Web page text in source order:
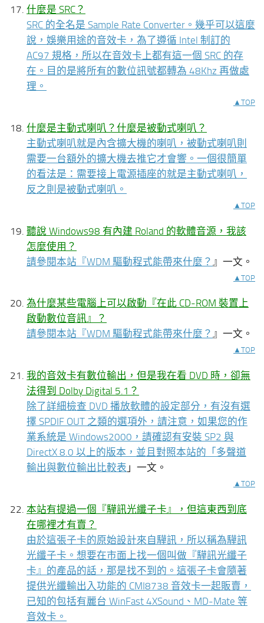
什麼是 SRC？
SRC 的全名是 Sample Rate Converter。幾乎可以這麼
說，娛樂用途的音效卡，為了遵循 Intel 制訂的
AC97 規格，所以在音效卡上都有這一個 SRC 的存
在。目的是將所有的數位訊號都轉為 48Khz 再做處
理。
▲TOP
什麼是主動式喇叭？什麼是被動式喇叭？
主動式喇叭就是內含擴大機的喇叭，被動式喇叭則
需要一台額外的擴大機去推它才會響。一個很簡單
的看法是：需要接上電源插座的就是主動式喇叭，
反之則是被動式喇叭。
▲TOP
聽說 Windows98 有內建 Roland 的軟體音源，我該
怎麼使用？
請參閱本站『WDM 驅動程式能帶來什麼？ 』一文。
▲TOP
為什麼某些電腦上可以啟動『在此 CD-ROM 裝置上
啟動數位音訊』？
請參閱本站『WDM 驅動程式能帶來什麼？ 』一文。
▲TOP
我的音效卡有數位輸出，但是我在看 DVD 時，卻無
法得到 Dolby Digital 5.1？
除了詳細檢查 DVD 播放軟體的設定部分，有沒有選
擇 SPDIF OUT 之類的選項外，請注意，如果您的作
業系統是 Windows2000，請確認有安裝 SP2 與
DirectX 8.0 以上的版本，並且對照本站的「 多聲道
輸出與數位輸出比較表 」一文。
▲TOP
本站有提過一個『驊訊光纖子卡』，但這東西到底
在哪裡才有賣？
由於這張子卡的原始設計來自驊訊，所以稱為驊訊
光纖子卡。想要在市面上找一個叫做『驊訊光纖子
卡』的產品的話，那是找不到的。這張子卡會隨著
提供光纖輸出入功能的 CMI8738 音效卡一起販賣，
已知的包括有麗台 WinFast 4XSound、MD-Mate 等
音效卡。